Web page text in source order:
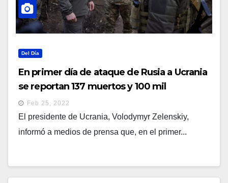
Del Día
En primer día de ataque de Rusia a Ucrania
se reportan 137 muertos y 100 mil
desplazados
Feb 25, 2022
El presidente de Ucrania, Volodymyr Zelenskiy,
informó a medios de prensa que, en el primer...